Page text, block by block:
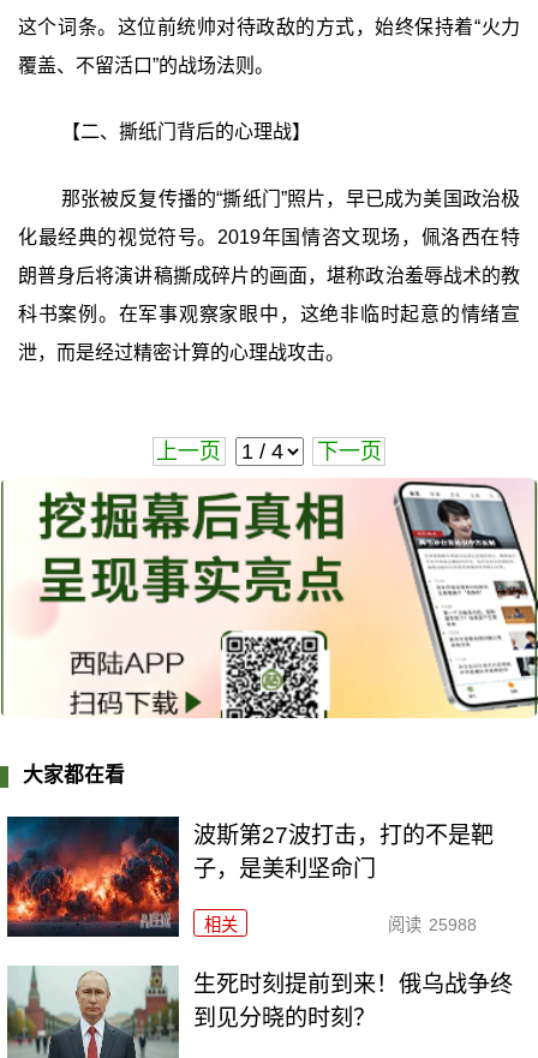
这个词条。这位前统帅对待政敌的方式，始终保持着“火力
覆盖、不留活口”的战场法则。
【二、撕纸门背后的心理战】
那张被反复传播的“撕纸门”照片，早已成为美国政治极
化最经典的视觉符号。2019年国情咨文现场，佩洛西在特
朗普身后将演讲稿撕成碎片的画面，堪称政治羞辱战术的教
科书案例。在军事观察家眼中，这绝非临时起意的情绪宣
泄，而是经过精密计算的心理战攻击。
上一页 下一页
大家都在看
波斯第27波打击，打的不是靶
子，是美利坚命门
相关 阅读 25988
生死时刻提前到来！俄乌战争终
到见分晓的时刻？